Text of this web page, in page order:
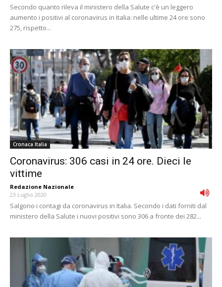
Secondo quanto rileva il ministero della Salute c'è un leggero
aumento i positivi al coronavirus in Italia: nelle ultime 24 ore sono
275, rispetto...
Cronaca Italia
Coronavirus: 306 casi in 24 ore. Dieci le
vittime
Redazione Nazionale -
23 Luglio 2020
Salgono i contagi da coronavirus in Italia. Secondo i dati forniti dal
ministero della Salute i nuovi positivi sono 306 a fronte dei 282...